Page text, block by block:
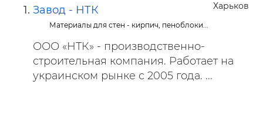
Харьков
Завод - НТК
Материалы для стен - кирпич, пеноблоки...
ООО «НТК» - производственно-
строительная компания. Работает на
украинском рынке с 2005 года. ...